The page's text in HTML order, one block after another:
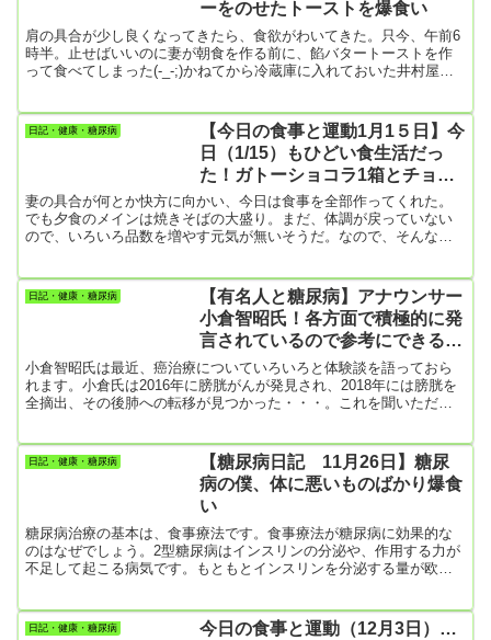
ーをのせたトーストを爆食い
肩の具合が少し良くなってきたら、食欲がわいてきた。只今、午前6
時半。止せばいいのに妻が朝食を作る前に、餡バタートーストを作
って食べてしまった(-_-;)かねてから冷蔵庫に入れておいた井村屋の
を付けた。最近、テレビでトーストに小豆餡を分厚く乗せ、そこに
分厚く切ったバターをのせたやつを見たんですよね。それがもう頭
から離れずにいて、ついに今朝作って食べたというわけ。肩の痛み
日記・健康・糖尿病
【今日の食事と運動1月1５日】今
日（1/15）もひどい食生活だっ
た！ガトーショコラ1箱とチョコ
パイ3個
妻の具合が何とか快方に向かい、今日は食事を全部作ってくれた。
でも夕食のメインは焼きそばの大盛り。まだ、体調が戻っていない
ので、いろいろ品数を増やす元気が無いそうだ。なので、そんなと
ね）さて、そんなわけで最近3カ月くらいは、炭水化物のメニューが
多かったな。妻の調子が良い時は野菜を中心に品数を増やしてくれ
るので、食生活が整ってくる。そんな時はご飯を食べなくても満腹
日記・健康・糖尿病
【有名人と糖尿病】アナウンサー
小倉智昭氏！各方面で積極的に発
言されているので参考にできるこ
とがあれば！
小倉智昭氏は最近、癌治療についていろいろと体験談を語っておら
れます。小倉氏は2016年に膀胱がんが発見され、2018年には膀胱を
全摘出、その後肺への転移が見つかった・・・。これを聞いただけ
の時に糖尿病を発症したという。その辺りのことをググってみる
と、NHKの記事がヒットしました。〈引用〉NHKの【あの人の健康
法】そんな小倉さんの一言は、“常に自分の体調を知る”です。小倉さ
日記・健康・糖尿病
【糖尿病日記 11月26日】糖尿
病の僕、体に悪いものばかり爆食
い
糖尿病治療の基本は、食事療法です。食事療法が糖尿病に効果的な
のはなぜでしょう。2型糖尿病はインスリンの分泌や、作用する力が
不足して起こる病気です。もともとインスリンを分泌する量が欧米
は上がりっぱなしになります。この状態が休むことなく毎日続け
日記・健康・糖尿病
今日の食事と運動（12月3日）…